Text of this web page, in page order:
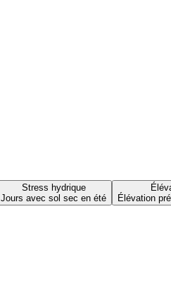
Stress hydrique
Jours avec sol sec en été
Élévation